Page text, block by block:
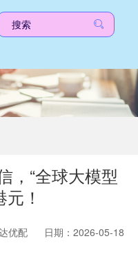
，“全球大模型
！
优配
日期：2026-05-18